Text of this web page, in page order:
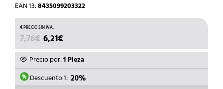
EAN 13:8435099203322
7,76€ EL
PRECIO
ORIGINAL
ERA:
7,76€.
6,21€
PRECIO
ACTUAL
ES:
6,21€.
Precio por:1 Pieza
Descuento 1: 20%